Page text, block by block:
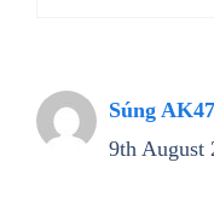
Súng AK47
9th August